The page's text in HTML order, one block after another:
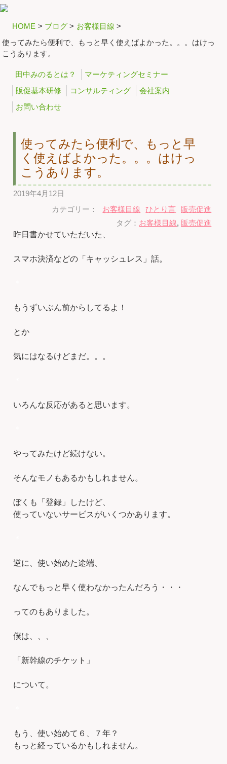
HOME > ブログ > お客様目線 >
使ってみたら便利で、もっと早く使えばよかった。。。はけっ
こうあります。
田中みのるとは？
マーケティングセミナー
販促基本研修
コンサルティング
会社案内
お問い合わせ
使ってみたら便利で、もっと早
く使えばよかった。。。はけっ
こうあります。
2019年4月12日
カテゴリー：
お客様目線 ひとり言
販売促進
タグ： お客様目線, 販売促進
昨日書かせていただいた、
スマホ決済などの「キャッシュレス」話。
もうずいぶん前からしてるよ！
とか
気にはなるけどまだ。。。
いろんな反応があると思います。
やってみたけど続けない。
そんなモノもあるかもしれません。
ぼくも「登録」したけど、
使っていないサービスがいくつかあります。
逆に、使い始めた途端、
なんでもっと早く使わなかったんだろう・・・
ってのもありました。
僕は、、、
「新幹線のチケット」
について。
もう、使い始めて６、７年？
もっと経っているかもしれません。